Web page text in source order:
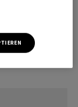
die mit Hilfe von
journalistischen